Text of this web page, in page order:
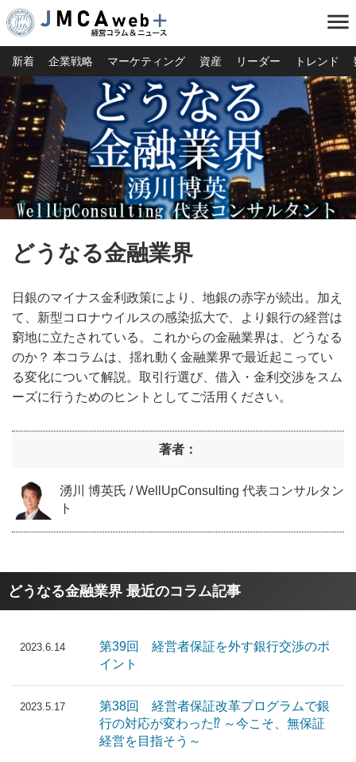
menu
新着 企業戦略 マーケティング 資産 リーダー トレンド
どうなる金融業界
日銀のマイナス金利政策により、地銀の赤字が続出。加え
て、新型コロナウイルスの感染拡大で、より銀行の経営は
窮地に立たされている。これからの金融業界は、どうなる
のか？ 本コラムは、揺れ動く金融業界で最近起こってい
る変化について解説。取引行選び、借入・金利交渉をスム
ーズに行うためのヒントとしてご活用ください。
著者：
湧川 博英氏 / WellUpConsulting 代表コンサルタン
ト
どうなる金融業界 最近のコラム記事
2023.6.14
第39回 経営者保証を外す銀行交渉のポ
イント
2023.5.17
第38回 経営者保証改革プログラムで銀
行の対応が変わった⁉ ～今こそ、無保証
経営を目指そう～